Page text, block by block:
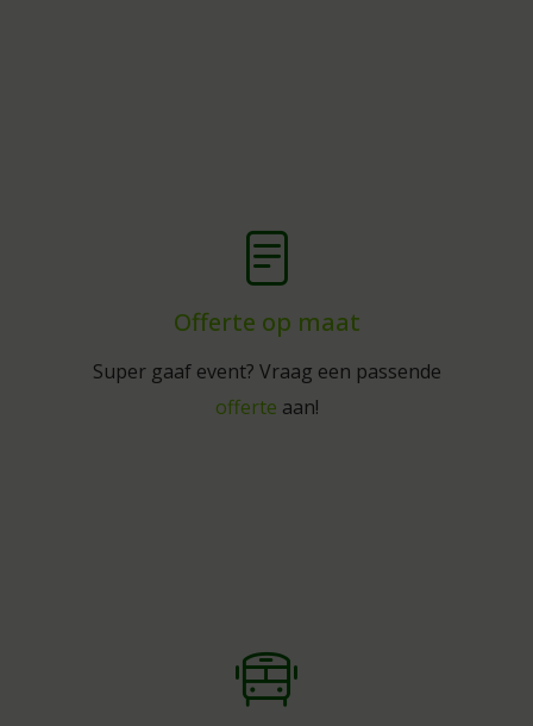
Offerte op maat
Super gaaf event? Vraag een passende
offerte aan!